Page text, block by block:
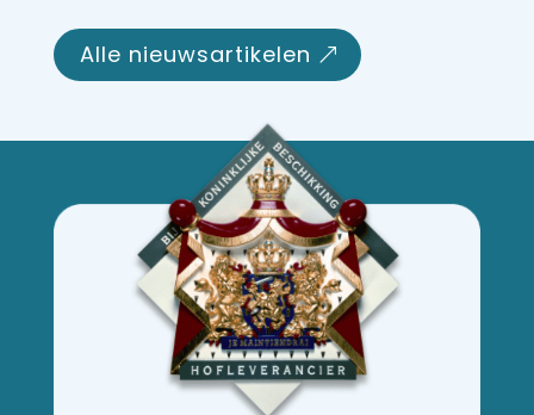
alle nieuwsartikelen